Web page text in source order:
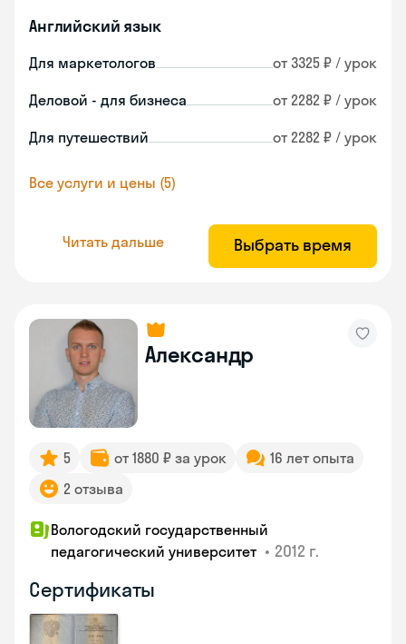
Английский язык
Для маркетологов от 3325 ₽ / урок
Деловой - для бизнеса от 2282 ₽ / урок
Для путешествий от 2282 ₽ / урок
Все услуги и цены (5)
Читать дальше Выбрать время
Александр
5 от 1880 ₽ за урок
16 лет опыта
2 отзыва
Вологодский государственный
педагогический университет • 2012 г.
Сертификаты